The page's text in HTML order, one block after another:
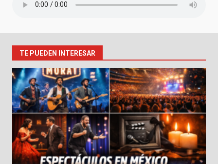
TE PUEDEN INTERESAR